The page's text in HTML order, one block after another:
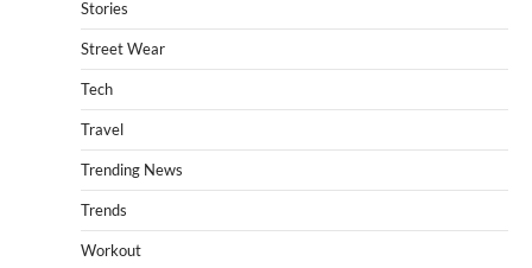
Stories
Street Wear
Tech
Travel
Trending News
Trends
Workout